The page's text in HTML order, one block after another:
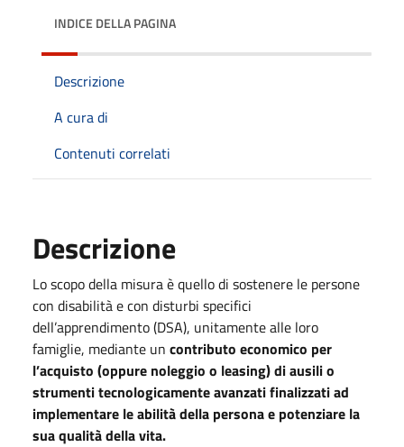
INDICE DELLA PAGINA
Descrizione
A cura di
Contenuti correlati
Descrizione
Lo scopo della misura è quello di sostenere le persone
con disabilità e con disturbi specifici
dell’apprendimento (DSA), unitamente alle loro
famiglie, mediante un contributo economico per
l’acquisto (oppure noleggio o leasing) di ausili o
strumenti tecnologicamente avanzati finalizzati ad
implementare le abilità della persona e potenziare la
sua qualità della vita.